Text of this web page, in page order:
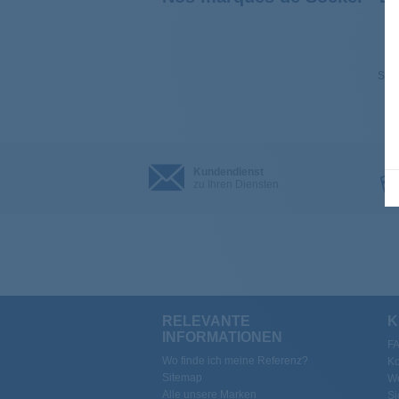
RELEVANTE
INFORMATIONEN
Wo finde ich meine Referenz?
Sitemap
Alle unsere Marken